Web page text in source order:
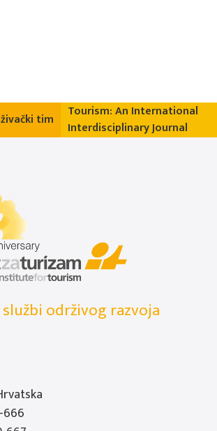
tim
Tourism: An International
Interdisciplinary Journal
održivog razvoja
666